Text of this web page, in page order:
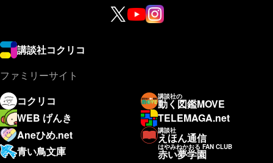
講談社コクリコ
ファミリーサイト
コクリコ
講談社の
動く図鑑MOVE
WEB げんき
TELEMAGA.net
Aneひめ.net
講談社
えほん通信
青い鳥文庫
はやみねかおる FAN CLUB
赤い夢学園